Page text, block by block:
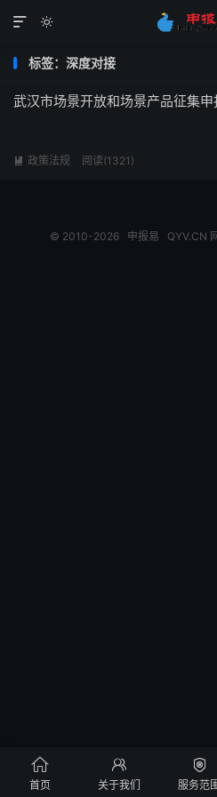


标签：深度对接
武汉市场景开放和场景产品征集申
 政策法规 阅读(1321)
© 2010-2026 申报易 QYV.CN

首页

关于我们

服务范